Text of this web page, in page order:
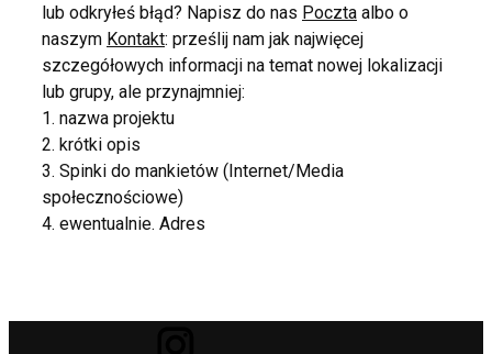
lub odkryłeś błąd? Napisz do nas Poczta albo o
naszym Kontakt: prześlij nam jak najwięcej
szczegółowych informacji na temat nowej lokalizacji
lub grupy, ale przynajmniej:
1. nazwa projektu
2. krótki opis
3. Spinki do mankietów (Internet/Media
społecznościowe)
4. ewentualnie. Adres